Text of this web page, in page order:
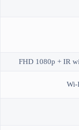
FHD 1080p + IR
Wi-